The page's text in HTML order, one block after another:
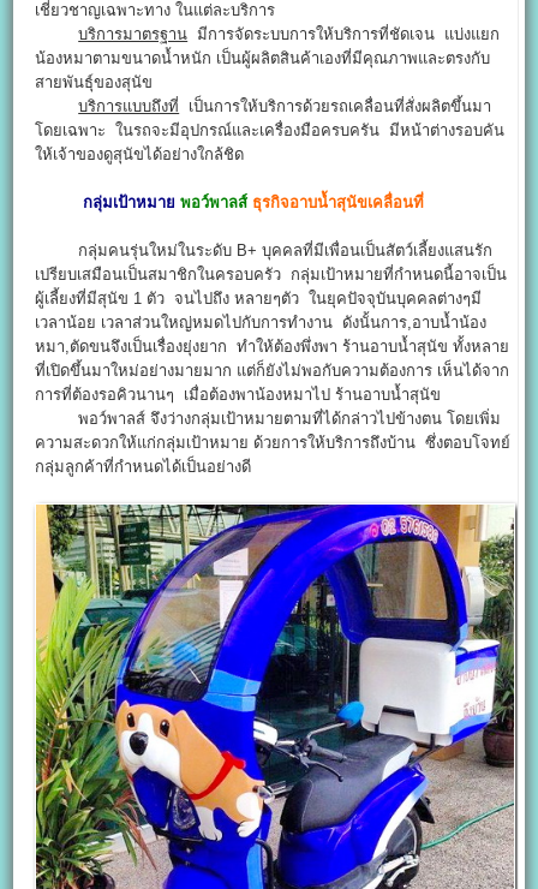
เชี่ยวชาญเฉพาะทาง ในแต่ละบริการ
บริการมาตรฐาน มีการจัดระบบการให้บริการที่ชัดเจน แบ่งแยก
น้องหมาตามขนาดน้ำหนัก เป็นผู้ผลิตสินค้าเองที่มีคุณภาพและตรงกับ
สายพันธุ์ของสุนัข
บริการแบบถึงที่ เป็นการให้บริการด้วยรถเคลื่อนที่สั่งผลิตขึ้นมา
โดยเฉพาะ ในรถจะมีอุปกรณ์และเครื่องมือครบครัน มีหน้าต่างรอบคัน
ให้เจ้าของดูสุนัขได้อย่างใกล้ชิด
กลุ่มเป้าหมาย พอว์พาลส์ ธุรกิจอาบน้ำสุนัขเคลื่อนที่
กลุ่มคนรุ่นใหม่ในระดับ B+ บุคคลที่มีเพื่อนเป็นสัตว์เลี้ยงแสนรัก
เปรียบเสมือนเป็นสมาชิกในครอบครัว กลุ่มเป้าหมายที่กำหนดนี้อาจเป็น
ผู้เลี้ยงที่มีสุนัข 1 ตัว จนไปถึง หลายๆตัว ในยุคปัจจุบันบุคคลต่างๆมี
เวลาน้อย เวลาส่วนใหญ่หมดไปกับการทำงาน ดังนั้นการ,อาบน้ำน้อง
หมา,ตัดขนจึงเป็นเรื่องยุ่งยาก ทำให้ต้องพึ่งพา ร้านอาบน้ำสุนัข ทั้งหลาย
ที่เปิดขึ้นมาใหม่อย่างมายมาก แต่ก็ยังไม่พอกับความต้องการ เห็นได้จาก
การที่ต้องรอคิวนานๆ เมื่อต้องพาน้องหมาไป ร้านอาบน้ำสุนัข
พอว์พาลส์ จึงว่างกลุ่มเป้าหมายตามที่ได้กล่าวไปข้างตน โดยเพิ่ม
ความสะดวกให้แก่กลุ่มเป้าหมาย ด้วยการให้บริการถึงบ้าน ซึ่งตอบโจทย์
กลุ่มลูกค้าที่กำหนดได้เป็นอย่างดี